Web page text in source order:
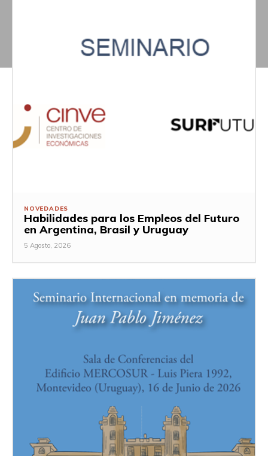
NOVEDADES
Habilidades para los Empleos del Futuro
en Argentina, Brasil y Uruguay
5 Agosto, 2026